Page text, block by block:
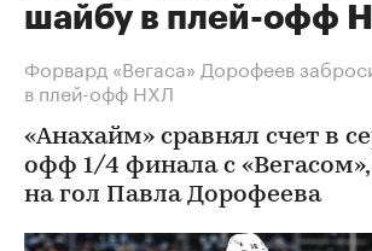
шайбу в плей-офф
Форвард «Вегаса» Дорофеев
в плей-офф НХЛ
«Анахайм» сравнял счет в
офф 1/4 финала с
на гол Павла Дорофеева